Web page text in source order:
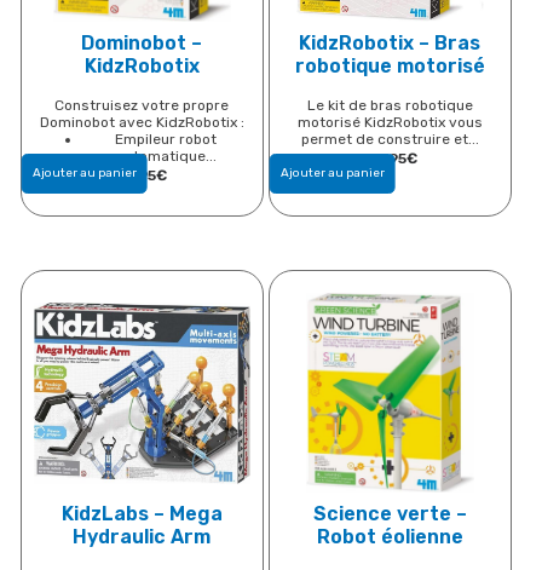
Dominobot –
KidzRobotix
Construisez votre propre
Dominobot avec KidzRobotix :
Empileur robot
automatique...
14,95€
Ajouter au panier
KidzRobotix – Bras
robotique motorisé
Le kit de bras robotique
motorisé KidzRobotix vous
permet de construire et...
18h95€
Ajouter au panier
KidzLabs – Mega
Hydraulic Arm
Science verte –
Robot éolienne